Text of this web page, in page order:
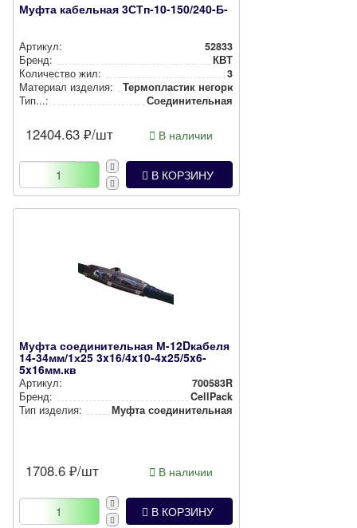
Муфта кабельная 3СТп-10-150/240-Б-
Артикул:
52833
Бренд:
КВТ
Количество жил:
3
Материал изделия:
Тер­моп­лас­тик негорючий
Тип...:
Соеди­ни­тель­ная
12404.63 ₽/шт В наличии
В КОРЗИНУ
Муфта соединительная М-12Dкабеля
14-34мм/1х25 3x16/4x10-4x25/5x6-
5x16мм.кв
Артикул:
700583R
Бренд:
CellPack
Тип изделия:
Муфта со­еди­ни­тель­ная
1708.6 ₽/шт В наличии
В КОРЗИНУ